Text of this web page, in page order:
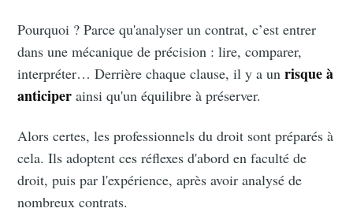
Pourquoi ? Parce qu'analyser un contrat, c’est entrer
dans une mécanique de précision : lire, comparer,
interpréter… Derrière chaque clause, il y a unrisque à
anticiperainsi qu'un équilibre à préserver.
Alors certes, les professionnels du droit sont préparés à
cela. Ils adoptent ces réflexes d'abord en faculté de
droit, puis par l'expérience, après avoir analysé de
nombreux contrats.